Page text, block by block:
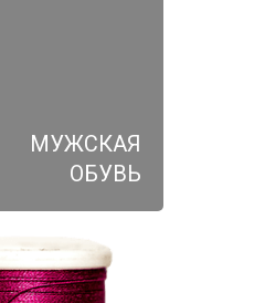
МУЖСКАЯ
ОБУВЬ